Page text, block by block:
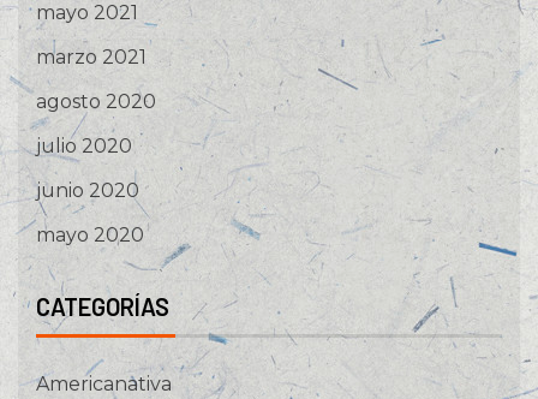
mayo 2021
marzo 2021
agosto 2020
julio 2020
junio 2020
mayo 2020
CATEGORÍAS
Americanativa